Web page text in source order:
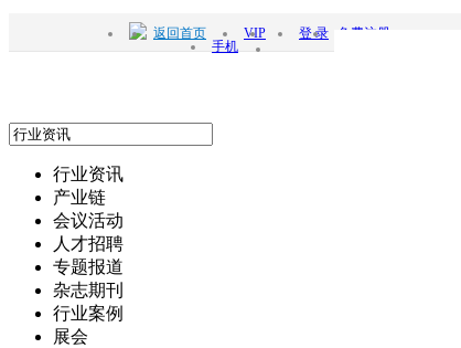
返回首页
手机
VIP 登 录 免费注册
行业资讯
产业链
会议活动
人才招聘
专题报道
杂志期刊
行业案例
展会